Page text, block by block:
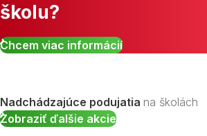
školu?
Chcem viac informácií
Nadchádzajúce podujatia na školách
Zobraziť ďalšie akcie